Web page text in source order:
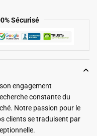
Sécurisé
engagement
constante du
Notre passion pour le
clients se traduisent par